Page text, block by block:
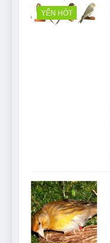
YẾN HÓT